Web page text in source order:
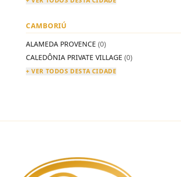
CAMBORIÚ
ALAMEDA PROVENCE (0)
CALEDÔNIA PRIVATE VILLAGE (0)
+ VER TODOS DESTA CIDADE